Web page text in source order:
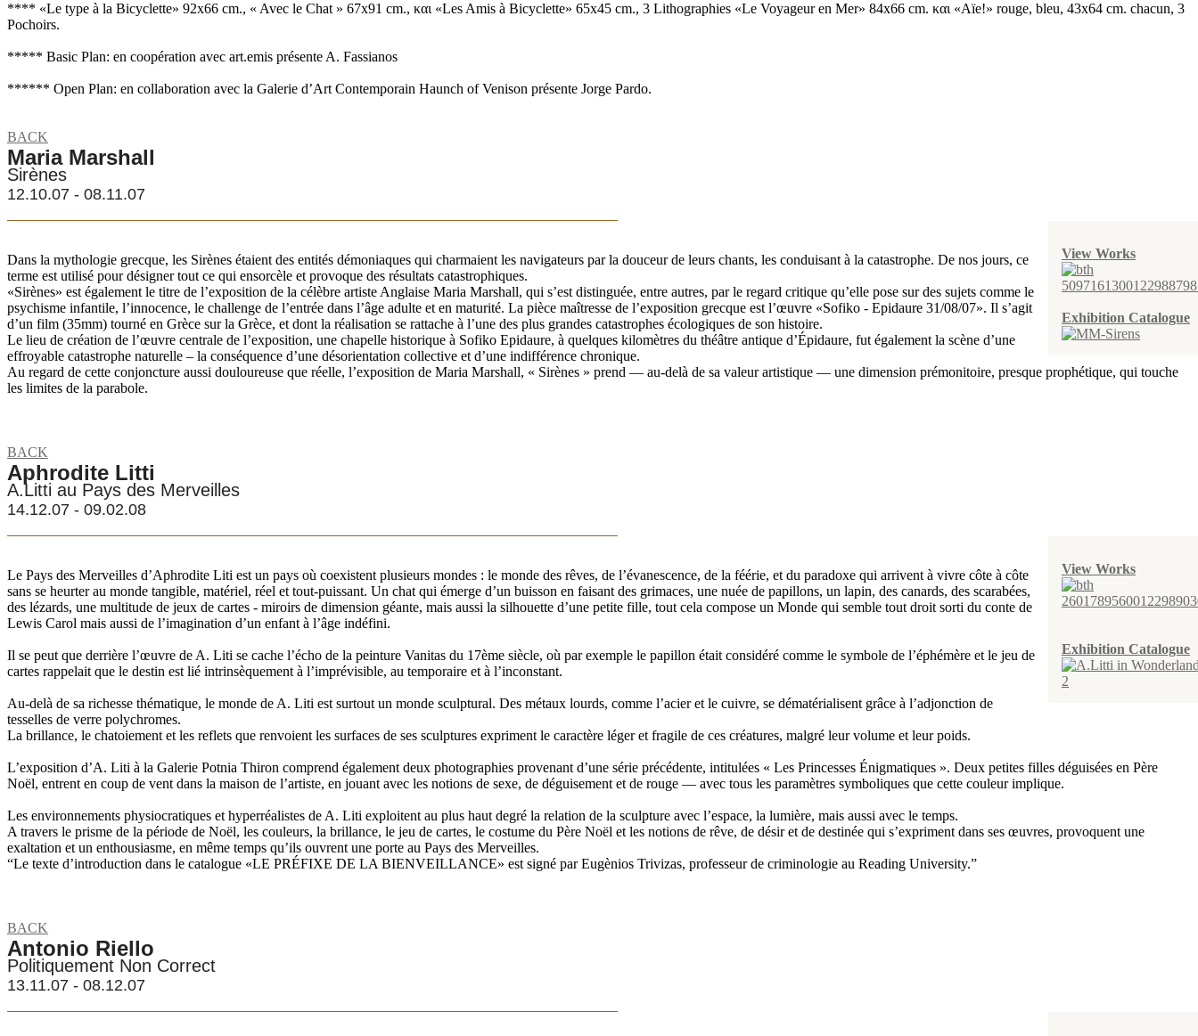
**** «Le type à la Bicyclette» 92x66 cm., « Avec le Chat » 67x91 cm., και «Les Amis à Bicyclette» 65x45 cm., 3 Lithographies «Le Voyageur en Mer» 84x66 cm. και «Aïe!» rouge, bleu, 43x64 cm. chacun, 3
Pochoirs.
***** Basic Plan: en coopération avec art.emis présente A. Fassianos
****** Open Plan: en collaboration avec la Galerie d’Art Contemporain Haunch of Venison présente Jorge Pardo.
BACK
Maria Marshall
Sirènes
12.10.07 - 08.11.07
View Works
Exhibition Catalogue
Dans la mythologie grecque, les Sirènes étaient des entités démoniaques qui charmaient les navigateurs par la douceur de leurs chants, les conduisant à la catastrophe. De nos jours, ce
terme est utilisé pour désigner tout ce qui ensorcèle et provoque des résultats catastrophiques.
«Sirènes» est également le titre de l’exposition de la célèbre artiste Anglaise Maria Marshall, qui s’est distinguée, entre autres, par le regard critique qu’elle pose sur des sujets comme le
psychisme infantile, l’innocence, le challenge de l’entrée dans l’âge adulte et en maturité. La pièce maîtresse de l’exposition grecque est l’œuvre «Sofiko - Epidaure 31/08/07». Il s’agit
d’un film (35mm) tourné en Grèce sur la Grèce, et dont la réalisation se rattache à l’une des plus grandes catastrophes écologiques de son histoire.
Le lieu de création de l’œuvre centrale de l’exposition, une chapelle historique à Sofiko Epidaure, à quelques kilomètres du théâtre antique d’Épidaure, fut également la scène d’une
effroyable catastrophe naturelle – la conséquence d’une désorientation collective et d’une indifférence chronique.
Au regard de cette conjoncture aussi douloureuse que réelle, l’exposition de Maria Marshall, « Sirènes » prend — au-delà de sa valeur artistique — une dimension prémonitoire, presque prophétique, qui touche
les limites de la parabole.
BACK
Aphrodite Litti
A.Litti au Pays des Merveilles
14.12.07 - 09.02.08
View Works
Exhibition Catalogue
Le Pays des Merveilles d’Aphrodite Liti est un pays où coexistent plusieurs mondes : le monde des rêves, de l’évanescence, de la féérie, et du paradoxe qui arrivent à vivre côte à côte
sans se heurter au monde tangible, matériel, réel et tout-puissant. Un chat qui émerge d’un buisson en faisant des grimaces, une nuée de papillons, un lapin, des canards, des scarabées,
des lézards, une multitude de jeux de cartes - miroirs de dimension géante, mais aussi la silhouette d’une petite fille, tout cela compose un Monde qui semble tout droit sorti du conte de
Lewis Carol mais aussi de l’imagination d’un enfant à l’âge indéfini.
Il se peut que derrière l’œuvre de A. Liti se cache l’écho de la peinture Vanitas du 17ème siècle, où par exemple le papillon était considéré comme le symbole de l’éphémère et le jeu de
cartes rappelait que le destin est lié intrinsèquement à l’imprévisible, au temporaire et à l’inconstant.
Au-delà de sa richesse thématique, le monde de A. Liti est surtout un monde sculptural. Des métaux lourds, comme l’acier et le cuivre, se dématérialisent grâce à l’adjonction de
tesselles de verre polychromes.
La brillance, le chatoiement et les reflets que renvoient les surfaces de ses sculptures expriment le caractère léger et fragile de ces créatures, malgré leur volume et leur poids.
L’exposition d’A. Liti à la Galerie Potnia Thiron comprend également deux photographies provenant d’une série précédente, intitulées « Les Princesses Énigmatiques ». Deux petites filles déguisées en Père
Noël, entrent en coup de vent dans la maison de l’artiste, en jouant avec les notions de sexe, de déguisement et de rouge — avec tous les paramètres symboliques que cette couleur implique.
Les environnements physiocratiques et hyperréalistes de A. Liti exploitent au plus haut degré la relation de la sculpture avec l’espace, la lumière, mais aussi avec le temps.
A travers le prisme de la période de Noël, les couleurs, la brillance, le jeu de cartes, le costume du Père Noël et les notions de rêve, de désir et de destinée qui s’expriment dans ses œuvres, provoquent une
exaltation et un enthousiasme, en même temps qu’ils ouvrent une porte au Pays des Merveilles.
“Le texte d’introduction dans le catalogue «LE PRÉFIXE DE LA BIENVEILLANCE» est signé par Eugènios Trivizas, professeur de criminologie au Reading University.”
BACK
Antonio Riello
Politiquement Non Correct
13.11.07 - 08.12.07